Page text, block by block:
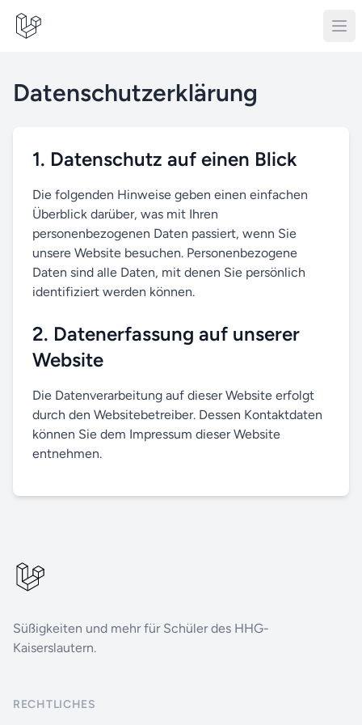
Datenschutzerklärung
1. Datenschutz auf einen Blick
Die folgenden Hinweise geben einen einfachen
Überblick darüber, was mit Ihren
personenbezogenen Daten passiert, wenn Sie
unsere Website besuchen. Personenbezogene
Daten sind alle Daten, mit denen Sie persönlich
identifiziert werden können.
2. Datenerfassung auf unserer
Website
Die Datenverarbeitung auf dieser Website erfolgt
durch den Websitebetreiber. Dessen Kontaktdaten
können Sie dem Impressum dieser Website
entnehmen.
Süßigkeiten und mehr für Schüler des HHG-
Kaiserslautern.
RECHTLICHES